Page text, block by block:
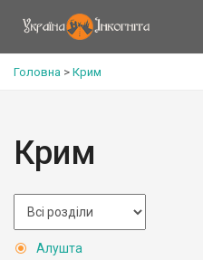
Головна > Крим
Крим
Алушта